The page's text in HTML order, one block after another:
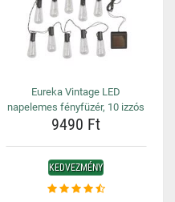
Eureka Vintage LED
napelemes fényfüzér, 10 izzós
9490 Ft
KEDVEZMÉNY